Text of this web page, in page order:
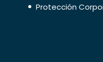
Protección